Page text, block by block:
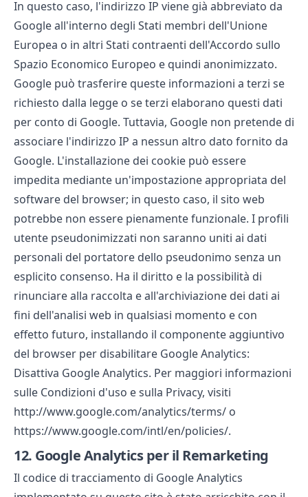
In questo caso, l'indirizzo IP viene già abbreviato da
Google all'interno degli Stati membri dell'Unione
Europea o in altri Stati contraenti dell'Accordo sullo
Spazio Economico Europeo e quindi anonimizzato.
Google può trasferire queste informazioni a terzi se
richiesto dalla legge o se terzi elaborano questi dati
per conto di Google. Tuttavia, Google non pretende di
associare l'indirizzo IP a nessun altro dato fornito da
Google. L'installazione dei cookie può essere
impedita mediante un'impostazione appropriata del
software del browser; in questo caso, il sito web
potrebbe non essere pienamente funzionale. I profili
utente pseudonimizzati non saranno uniti ai dati
personali del portatore dello pseudonimo senza un
esplicito consenso. Ha il diritto e la possibilità di
rinunciare alla raccolta e all'archiviazione dei dati ai
fini dell'analisi web in qualsiasi momento e con
effetto futuro, installando il componente aggiuntivo
del browser per disabilitare Google Analytics:
Disattiva Google Analytics. Per maggiori informazioni
sulle Condizioni d'uso e sulla Privacy, visiti
http://www.google.com/analytics/terms/ o
https://www.google.com/intl/en/policies/.
12. Google Analytics per il Remarketing
Il codice di tracciamento di Google Analytics